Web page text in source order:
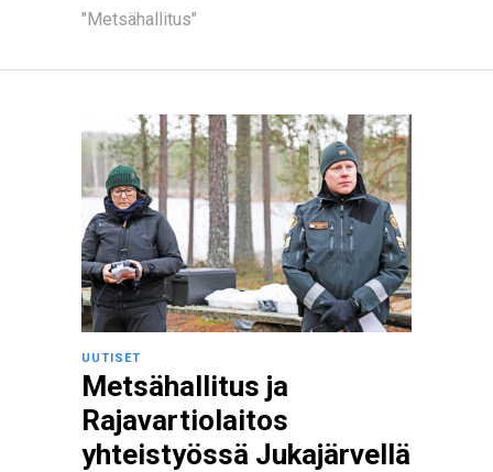
"Metsähallitus"
UUTISET
Metsähallitus ja
Rajavartiolaitos
yhteistyössä Jukajärvellä